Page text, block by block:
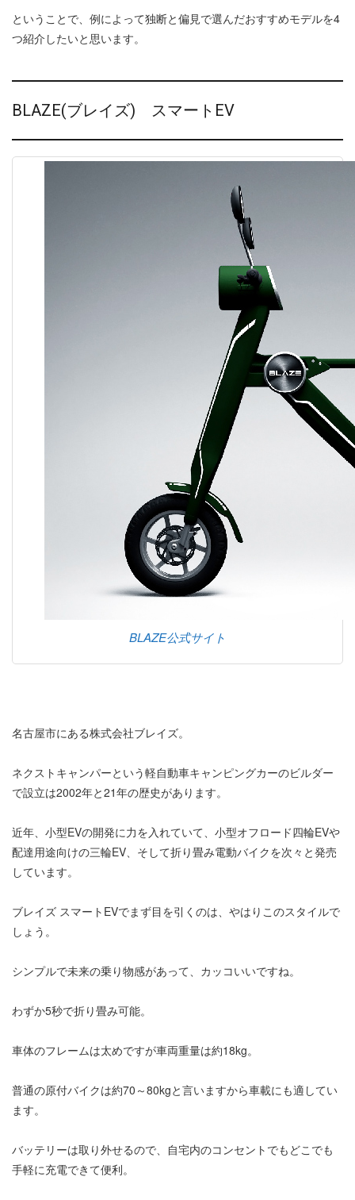
ということで、例によって独断と偏見で選んだおすすめモデルを4
つ紹介したいと思います。
BLAZE(ブレイズ) スマートEV
BLAZE公式サイト
名古屋市にある株式会社ブレイズ。
ネクストキャンパーという軽自動車キャンピングカーのビルダー
で設立は2002年と21年の歴史があります。
近年、小型EVの開発に力を入れていて、小型オフロード四輪EVや
配達用途向けの三輪EV、そして折り畳み電動バイクを次々と発売
しています。
ブレイズ スマートEVでまず目を引くのは、やはりこのスタイルで
しょう。
シンプルで未来の乗り物感があって、カッコいいですね。
わずか5秒で折り畳み可能。
車体のフレームは太めですが車両重量は約18kg。
普通の原付バイクは約70～80kgと言いますから車載にも適してい
ます。
バッテリーは取り外せるので、自宅内のコンセントでもどこでも
手軽に充電できて便利。